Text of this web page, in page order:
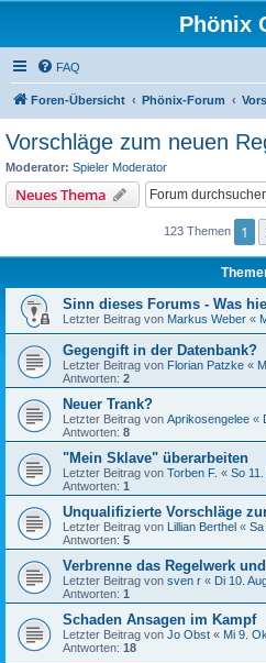
Phönix
FAQ
Foren-Übersicht Phönix-Forum
Vorschläge zum neuen
Moderator: Spieler Moderator
Neues Thema
123 Themen 1
Sinn dieses Forums - Was
Letzter Beitrag von Markus Weber «
Gegengift in der Datenbank?
Letzter Beitrag von Florian Patzke «
Antworten: 2
Neuer Trank?
Letzter Beitrag von Aprikosengelee «
Antworten: 8
"Mein Sklave" überarbeiten
Letzter Beitrag von Torben F. « So
Antworten: 1
Unqualifizierte Vorschläge
Letzter Beitrag von Lillian Berthel «
Antworten: 5
Verbrenne das Regelwerk
Letzter Beitrag von sven r « Di 10.
Antworten: 1
Schaden Ansagen im Kampf
Letzter Beitrag von Jo Obst « Mi 9.
Antworten: 18